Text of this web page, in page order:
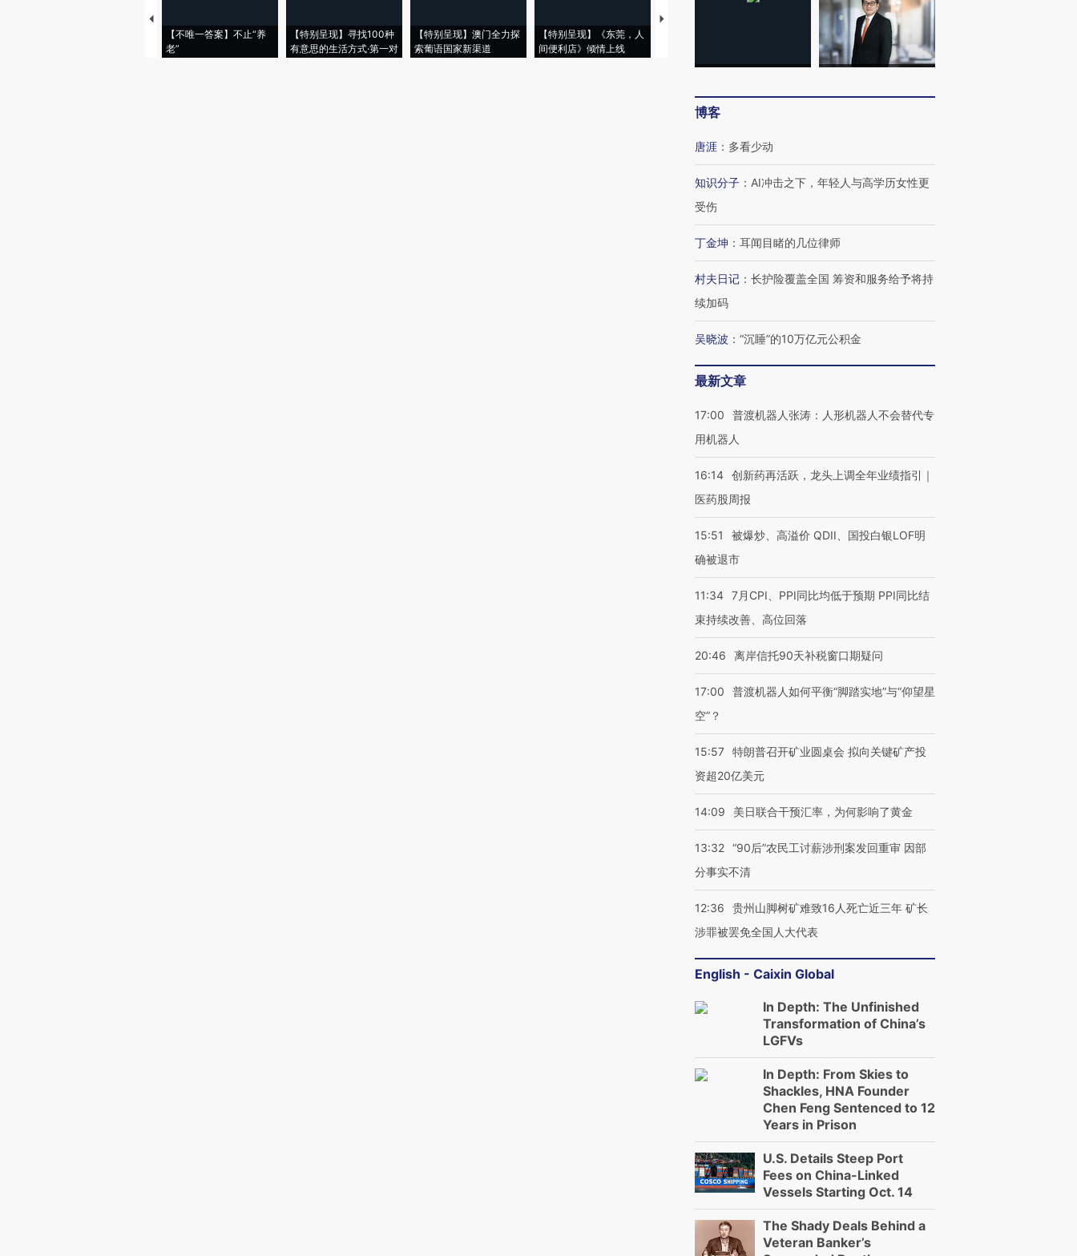
【不唯一答案】不止“养
老”
【特别呈现】寻找100种
有意思的生活方式·第一对
【特别呈现】澳门全力探
索葡语国家新渠道
【特别呈现】《东莞，人
间便利店》倾情上线
【推广】走进第四届链博
【特别呈现】寻找100种
有意思的生活方式·第三对
【商旅对话】华住集团
CFO：不靠规模取胜，华
住三大增长引擎是什么？
博客
唐涯 ： 多看少动
知识分子 ： AI冲击之下，年轻人与高学历女性更
受伤
丁金坤 ： 耳闻目睹的几位律师
村夫日记 ： 长护险覆盖全国 筹资和服务给予将持
续加码
吴晓波 ： “沉睡”的10万亿元公积金
最新文章
17:00
普渡机器人张涛：人形机器人不会替代专
用机器人
16:14 创新药再活跃，龙头上调全年业绩指引｜
医药股周报
15:51
被爆炒、高溢价 QDII、国投白银LOF明
确被退市
11:34 7月CPI、PPI同比均低于预期 PPI同比结
束持续改善、高位回落
20:46 离岸信托90天补税窗口期疑问
17:00
普渡机器人如何平衡“脚踏实地”与“仰望星
空”？
15:57 特朗普召开矿业圆桌会 拟向关键矿产投
资超20亿美元
14:09 美日联合干预汇率，为何影响了黄金
13:32 “90后”农民工讨薪涉刑案发回重审 因部
分事实不清
12:36
贵州山脚树矿难致16人死亡近三年 矿长
涉罪被罢免全国人大代表
English - Caixin Global
In Depth: The Unfinished
Transformation of China’s
LGFVs
In Depth: From Skies to
Shackles, HNA Founder
Chen Feng Sentenced to 12
Years in Prison
U.S. Details Steep Port
Fees on China-Linked
Vessels Starting Oct. 14
The Shady Deals Behind a
Veteran Banker’s